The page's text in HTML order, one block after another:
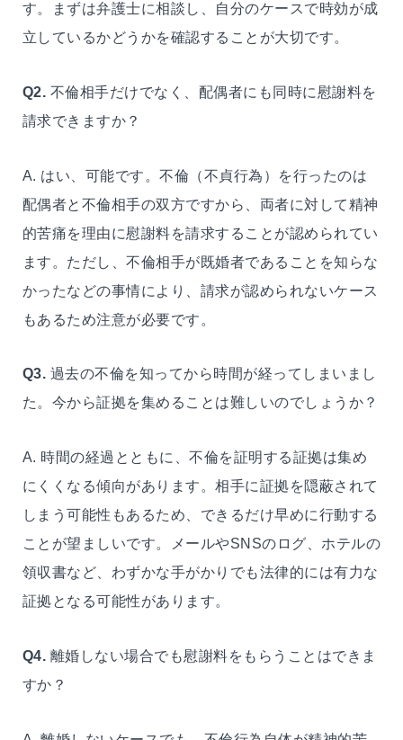
す。まずは弁護士に相談し、自分のケースで時効が成
立しているかどうかを確認することが大切です。
Q2. 不倫相手だけでなく、配偶者にも同時に慰謝料を
請求できますか？
A. はい、可能です。不倫（不貞行為）を行ったのは
配偶者と不倫相手の双方ですから、両者に対して精神
的苦痛を理由に慰謝料を請求することが認められてい
ます。ただし、不倫相手が既婚者であることを知らな
かったなどの事情により、請求が認められないケース
もあるため注意が必要です。
Q3. 過去の不倫を知ってから時間が経ってしまいまし
た。今から証拠を集めることは難しいのでしょうか？
A. 時間の経過とともに、不倫を証明する証拠は集め
にくくなる傾向があります。相手に証拠を隠蔽されて
しまう可能性もあるため、できるだけ早めに行動する
ことが望ましいです。メールやSNSのログ、ホテルの
領収書など、わずかな手がかりでも法律的には有力な
証拠となる可能性があります。
Q4. 離婚しない場合でも慰謝料をもらうことはできま
すか？